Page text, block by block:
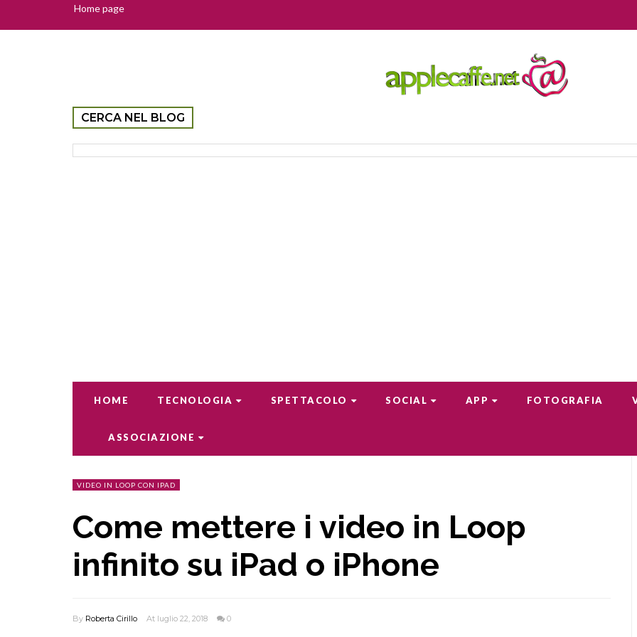
Home page
CERCA NEL BLOG
HOME TECNOLOGIA SPETTACOLO SOCIAL APP FOTOGRAFIA
ASSOCIAZIONE
VIDEO IN LOOP CON IPAD
Come mettere i video in Loop
infinito su iPad o iPhone
By Roberta Cirillo At luglio 22, 2018 0